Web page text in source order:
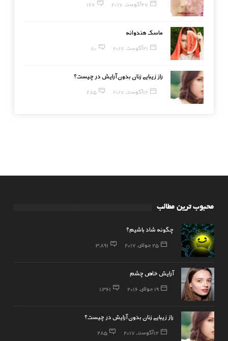
27 آگوست, 2017 167
ماسک هندوانه
21 آگوست, 2017 80
راز زیبایی زنان بدون آرایش در چیست؟
12 آگوست, 2017 285
محبوب ترین مطالب
چگونه شاد باشیم؟
25 جولای, 2017 3,891
آرایش خاص چشم
19 جولای, 2016 1,361
راز زیبایی زنان بدون آرایش در چیست؟
12 آگوست, 2017 285